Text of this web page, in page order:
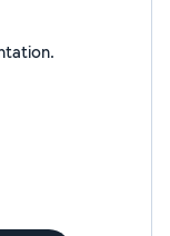
ma présentation.